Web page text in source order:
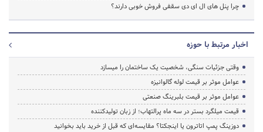
چرا پنل های ال ای دی سقفی فروش خوبی دارند؟
اخبار مرتبط با حوزه
وقتی جزئیات سنگی، شخصیت یک ساختمان را میسازد
عوامل موثر بر قیمت لوله گالوانیزه
عوامل موثر بر قیمت بلبرینگ صنعتی
قیمت میلگرد بستر در سه ماه پرالتهاب؛ از زبان تولیدکننده
دوزینگ پمپ اتاترون یا اینجکتا؟ مقایسه‌ای که قبل از خرید باید بخوانید